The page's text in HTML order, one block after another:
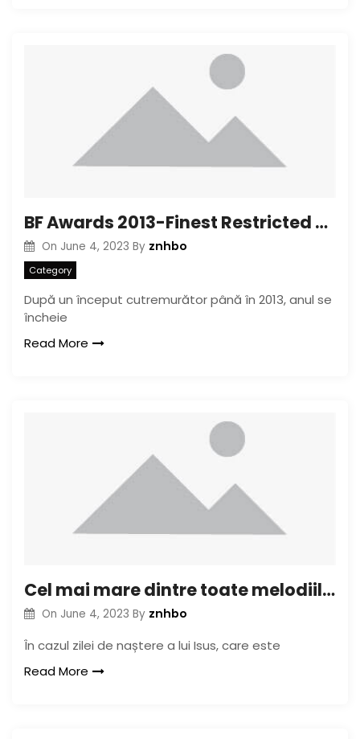
BF Awards 2013-Finest Restricted Series: Trillium
On June 4, 2023 By znhbo
Category
După un început cutremurător până în 2013, anul se
încheie
Read More
Cel mai mare dintre toate melodiile de Crăciun!
On June 4, 2023 By znhbo
În cazul zilei de naștere a lui Isus, care este
Read More